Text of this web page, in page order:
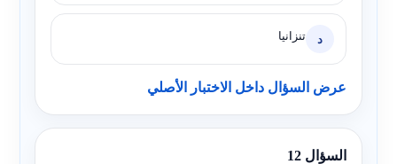
د تنزانيا
عرض السؤال داخل الاختبار الأصلي
السؤال 12